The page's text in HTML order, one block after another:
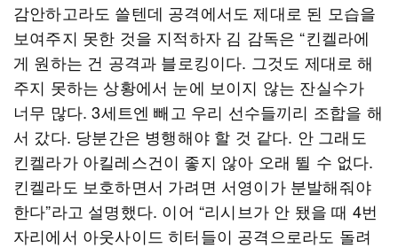
감안하고라도 쓸텐데 공격에서도 제대로 된 모습을
보여주지 못한 것을 지적하자 김 감독은 “킨켈라에
게 원하는 건 공격과 블로킹이다. 그것도 제대로 해
주지 못하는 상황에서 눈에 보이지 않는 잔실수가
너무 많다. 3세트엔 빼고 우리 선수들끼리 조합을 해
서 갔다. 당분간은 병행해야 할 것 같다. 안 그래도
킨켈라가 아킬레스건이 좋지 않아 오래 뛸 수 없다.
킨켈라도 보호하면서 가려면 서영이가 분발해줘야
한다”라고 설명했다. 이어 “리시브가 안 됐을 때 4번
자리에서 아웃사이드 히터들이 공격으로라도 돌려